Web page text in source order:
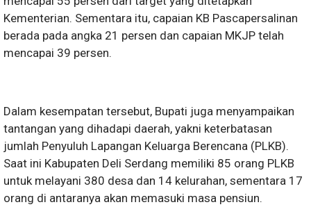
Kementerian. Sementara itu, capaian KB Pascapersalinan
berada pada angka 21 persen dan capaian MKJP telah
mencapai 39 persen.
Dalam kesempatan tersebut, Bupati juga menyampaikan
tantangan yang dihadapi daerah, yakni keterbatasan
jumlah Penyuluh Lapangan Keluarga Berencana (PLKB).
Saat ini Kabupaten Deli Serdang memiliki 85 orang PLKB
untuk melayani 380 desa dan 14 kelurahan, sementara 17
orang di antaranya akan memasuki masa pensiun.